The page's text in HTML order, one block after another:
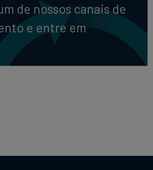
de nossos canais de
e entre em